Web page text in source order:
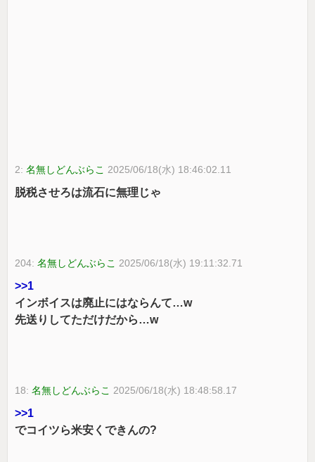
2:名無しどんぶらこ 2025/06/18(水) 18:46:02.11
脱税させろは流石に無理じゃ
204:名無しどんぶらこ 2025/06/18(水) 19:11:32.71
>>1
インボイスは廃止にはならんて…w
先送りしてただけだから…w
18:名無しどんぶらこ 2025/06/18(水) 18:48:58.17
>>1
でコイツら米安くできんの?